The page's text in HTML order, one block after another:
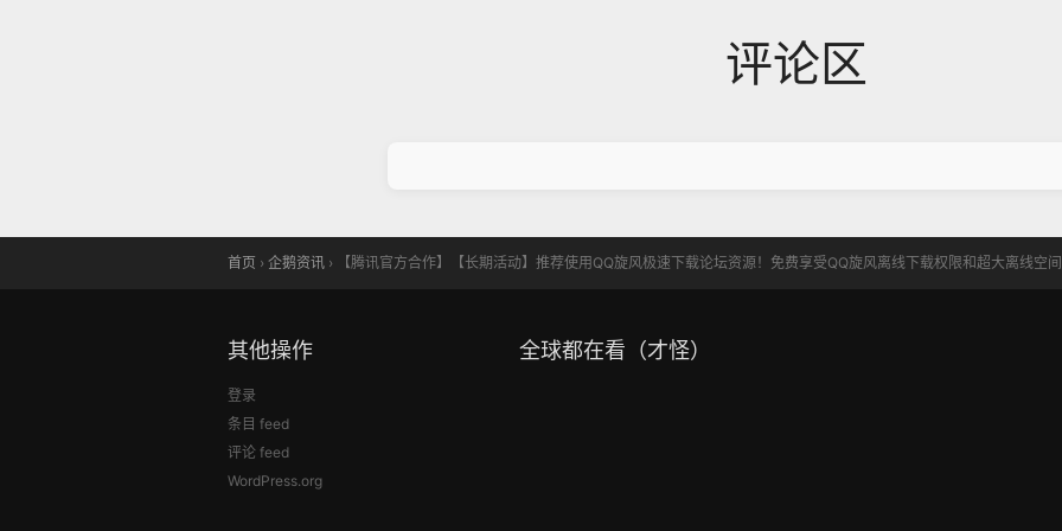
评论区
首页 › 企鹅资讯 › 【腾讯官方合作】【长期活动】推荐使用QQ旋风极速下载论坛资源！免费享受QQ旋风离线下载权限和超大离线空
其他操作
登录
条目 feed
评论 feed
WordPress.org
全球都在看（才怪）